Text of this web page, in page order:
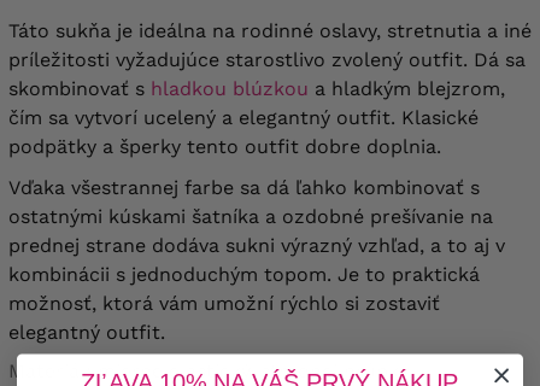
Táto sukňa je ideálna na rodinné oslavy, stretnutia a iné
príležitosti vyžadujúce starostlivo zvolený outfit. Dá sa
skombinovať s hladkou blúzkou a hladkým blejzrom,
čím sa vytvorí ucelený a elegantný outfit. Klasické
podpätky a šperky tento outfit dobre doplnia.
Vďaka všestrannej farbe sa dá ľahko kombinovať s
ostatnými kúskami šatníka a ozdobné prešívanie na
prednej strane dodáva sukni výrazný vzhľad, a to aj v
kombinácii s jednoduchým topom. Je to praktická
možnosť, ktorá vám umožní rýchlo si zostaviť
elegantný outfit.
Materiál: mierne elastický, strednej hrúbky.